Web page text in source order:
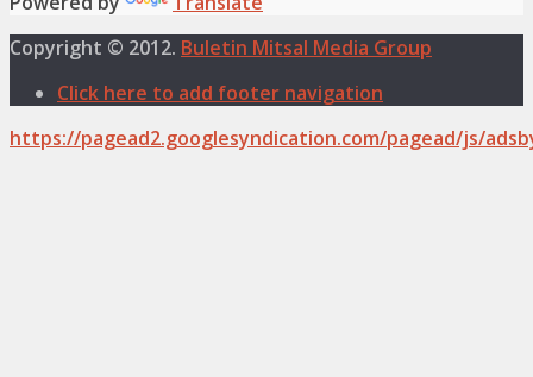
Copyright © 2012. Buletin Mitsal Media Group
Click here to add footer navigation
https://pagead2.googlesyndication.com/pagead/js/